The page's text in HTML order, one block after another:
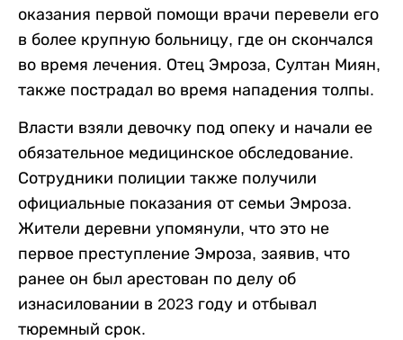
оказания первой помощи врачи перевели его
в более крупную больницу, где он скончался
во время лечения. Отец Эмроза, Султан Миян,
также пострадал во время нападения толпы.
Власти взяли девочку под опеку и начали ее
обязательное медицинское обследование.
Сотрудники полиции также получили
официальные показания от семьи Эмроза.
Жители деревни упомянули, что это не
первое преступление Эмроза, заявив, что
ранее он был арестован по делу об
изнасиловании в 2023 году и отбывал
тюремный срок.